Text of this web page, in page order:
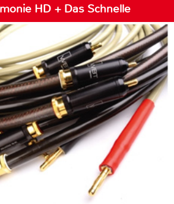
HD + Das Schnelle